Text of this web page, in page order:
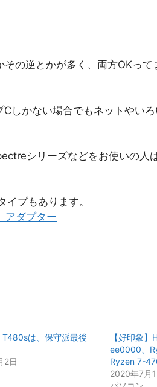
の逆とかが多く、両方OKって
しかない場合でもネットやい
シリーズなどをお使いの人
プもあります。
アダプター
は、保守派最後
2日
【好印象
ee0000、
Ryzen 7-
2020年7月1